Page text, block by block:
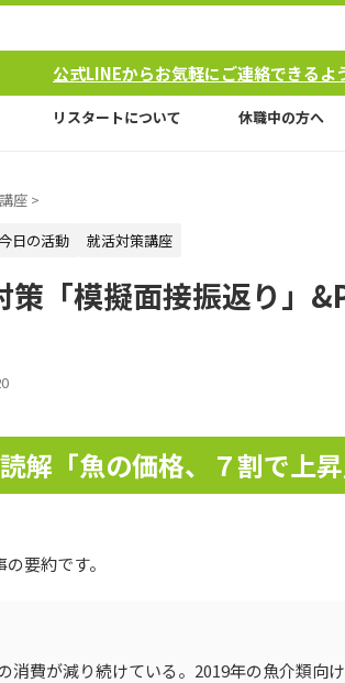
お気軽にご連絡できるようになりました！
リスタートについて 休職中の方へ
座 >
日の活動 就活対策講座
策「模擬面接振返り」
解「魚の価格、７割で上昇
要約です。
消費が減り続けている。2019年の魚介類向